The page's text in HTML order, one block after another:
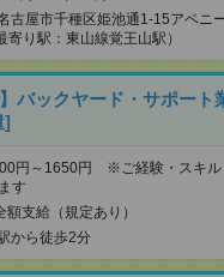
古屋市千種区姫池通1-15アベニ
寄り駅：東山線覚王山駅）
】バックヤード・サポー
]
円～1650円 ※ご経験・スキル
す
額支給（規定あり）
から徒歩2分